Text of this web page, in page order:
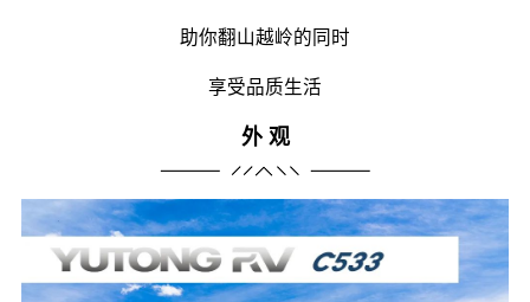
助你翻山越岭的同时
享受品质生活
外 观